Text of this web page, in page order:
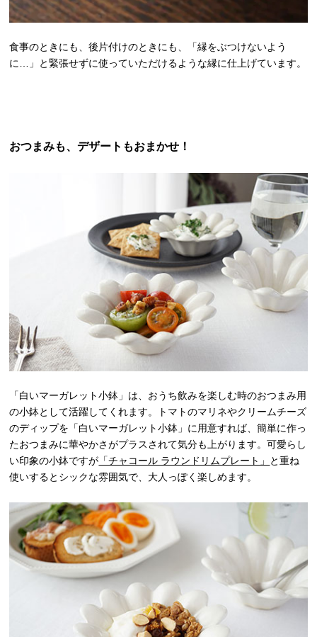
食事のときにも、後片付けのときにも、「縁をぶつけないよう
に…」と緊張せずに使っていただけるような縁に仕上げています。
おつまみも、デザートもおまかせ！
「白いマーガレット小鉢」は、おうち飲みを楽しむ時のおつまみ用
の小鉢として活躍してくれます。トマトのマリネやクリームチーズ
のディップを「白いマーガレット小鉢」に用意すれば、簡単に作っ
たおつまみに華やかさがプラスされて気分も上がります。可愛らし
い印象の小鉢ですが 「チャコール ラウンドリムプレート」 と重ね
使いするとシックな雰囲気で、大人っぽく楽しめます。